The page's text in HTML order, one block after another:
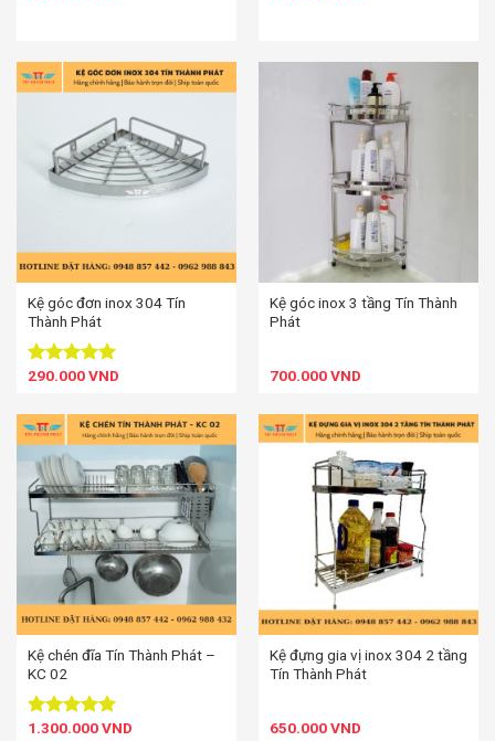
Kệ góc đơn inox 304 Tín
Thành Phát
Được xếp
5 sao
290.000VND
Kệ góc inox 3 tầng Tín Thành
Phát
700.000VND
Kệ chén đĩa Tín Thành Phát –
KC 02
Được xếp
1.300.000VND
Kệ đựng gia vị inox 304 2 tầng
Tín Thành Phát
650.000VND